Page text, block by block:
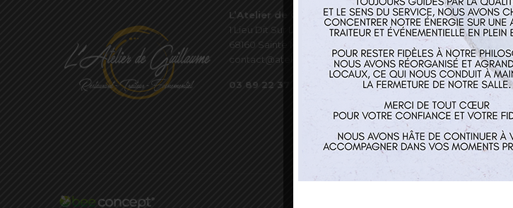
L’Atelier de Guillaume
1 Lieu Dit Sur Les Prés
68160 Sainte Marie Aux Mines
contact@atelierdeguillaume.fr
03 89 22 37 08
Nos services
Restaurant
Traiteur et événementiel
Contact